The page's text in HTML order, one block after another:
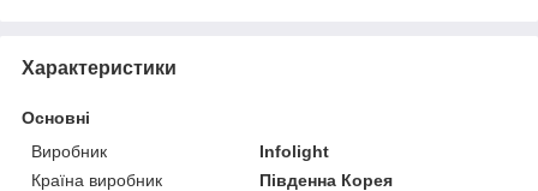
Характеристики
Основні
Виробник
Infolight
Країна виробник
Південна Корея